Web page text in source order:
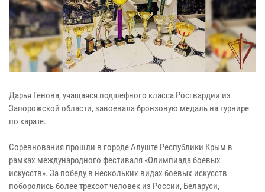
Дарья Генова, учащаяся подшефного класса Росгвардии из
Запорожской области, завоевала бронзовую медаль на турнире
по карате.
Соревнования прошли в городе Алуште Республики Крым в
рамках международного фестиваля «Олимпиада боевых
искусств». За победу в нескольких видах боевых искусств
поборолись более трехсот человек из России, Беларуси,